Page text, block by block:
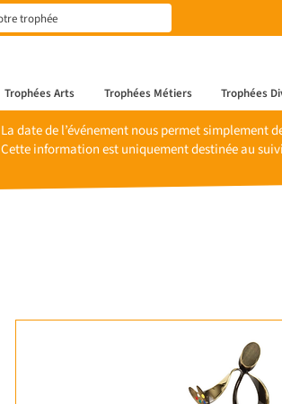
Trophées Arts Trophées Métiers Trophées
La date de l’événement nous permet simplement
Cette information est uniquement destinée au